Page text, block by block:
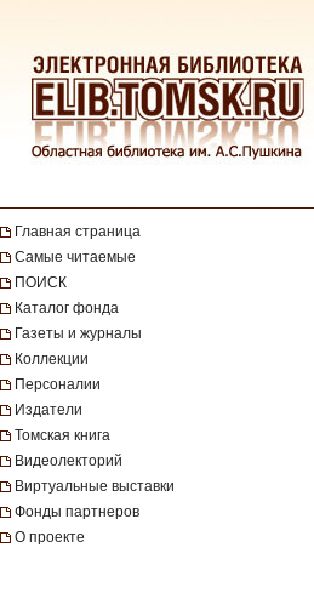
Главная страница
Самые читаемые
ПОИСК
Каталог фонда
Газеты и журналы
Коллекции
Персоналии
Издатели
Томская книга
Видеолекторий
Виртуальные выставки
Фонды партнеров
О проекте